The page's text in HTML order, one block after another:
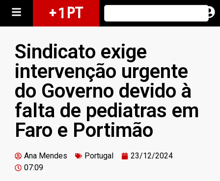
+ 1 PT
Sindicato exige
intervenção urgente
do Governo devido à
falta de pediatras em
Faro e Portimão
Ana Mendes Portugal
23/12/2024
07:09